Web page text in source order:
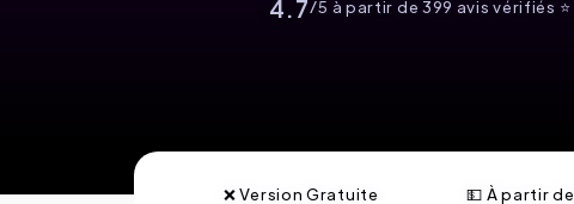
4.7/5 à partir de 399 avis vérifiés ⭐️
❌ Version Gratuite 💵 À partir de